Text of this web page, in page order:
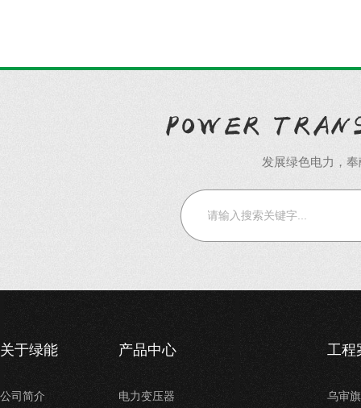
发展绿色电力，
关于绿能
公司简介
产品中心
电力变压器
工程
乌审